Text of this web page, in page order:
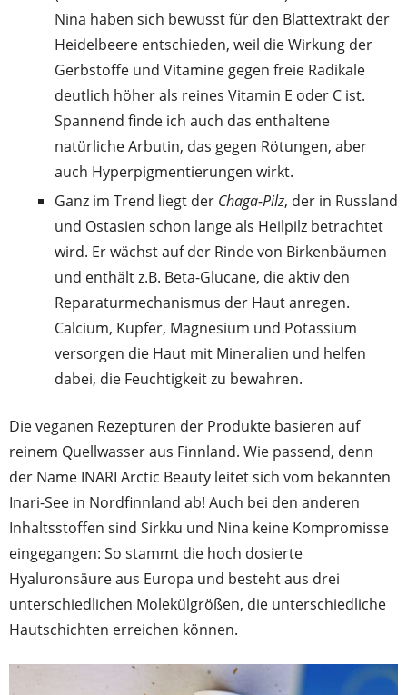
Nina haben sich bewusst für den Blattextrakt der
Heidelbeere entschieden, weil die Wirkung der
Gerbstoffe und Vitamine gegen freie Radikale
deutlich höher als reines Vitamin E oder C ist.
Spannend finde ich auch das enthaltene
natürliche Arbutin, das gegen Rötungen, aber
auch Hyperpigmentierungen wirkt.
Ganz im Trend liegt der Chaga-Pilz, der in Russland
und Ostasien schon lange als Heilpilz betrachtet
wird. Er wächst auf der Rinde von Birkenbäumen
und enthält z.B. Beta-Glucane, die aktiv den
Reparaturmechanismus der Haut anregen.
Calcium, Kupfer, Magnesium und Potassium
versorgen die Haut mit Mineralien und helfen
dabei, die Feuchtigkeit zu bewahren.
Die veganen Rezepturen der Produkte basieren auf
reinem Quellwasser aus Finnland. Wie passend, denn
der Name INARI Arctic Beauty leitet sich vom bekannten
Inari-See in Nordfinnland ab! Auch bei den anderen
Inhaltsstoffen sind Sirkku und Nina keine Kompromisse
eingegangen: So stammt die hoch dosierte
Hyaluronsäure aus Europa und besteht aus drei
unterschiedlichen Molekülgrößen, die unterschiedliche
Hautschichten erreichen können.